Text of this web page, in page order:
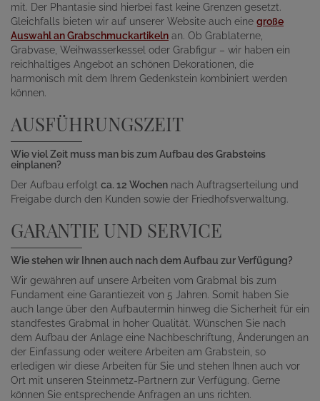
mit. Der Phantasie sind hierbei fast keine Grenzen gesetzt.
Gleichfalls bieten wir auf unserer Website auch eine große
Auswahl an Grabschmuckartikeln an. Ob Grablaterne,
Grabvase, Weihwasserkessel oder Grabfigur – wir haben ein
reichhaltiges Angebot an schönen Dekorationen, die
harmonisch mit dem Ihrem Gedenkstein kombiniert werden
können.
AUSFÜHRUNGSZEIT
Wie viel Zeit muss man bis zum Aufbau des Grabsteins
einplanen?
Der Aufbau erfolgt ca. 12 Wochen nach Auftragserteilung und
Freigabe durch den Kunden sowie der Friedhofsverwaltung.
GARANTIE UND SERVICE
Wie stehen wir Ihnen auch nach dem Aufbau zur Verfügung?
Wir gewähren auf unsere Arbeiten vom Grabmal bis zum
Fundament eine Garantiezeit von 5 Jahren. Somit haben Sie
auch lange über den Aufbautermin hinweg die Sicherheit für ein
standfestes Grabmal in hoher Qualität. Wünschen Sie nach
dem Aufbau der Anlage eine Nachbeschriftung, Änderungen an
der Einfassung oder weitere Arbeiten am Grabstein, so
erledigen wir diese Arbeiten für Sie und stehen Ihnen auch vor
Ort mit unseren Steinmetz-Partnern zur Verfügung. Gerne
können Sie entsprechende Anfragen an uns richten.